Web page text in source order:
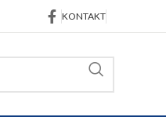
KONTAKT